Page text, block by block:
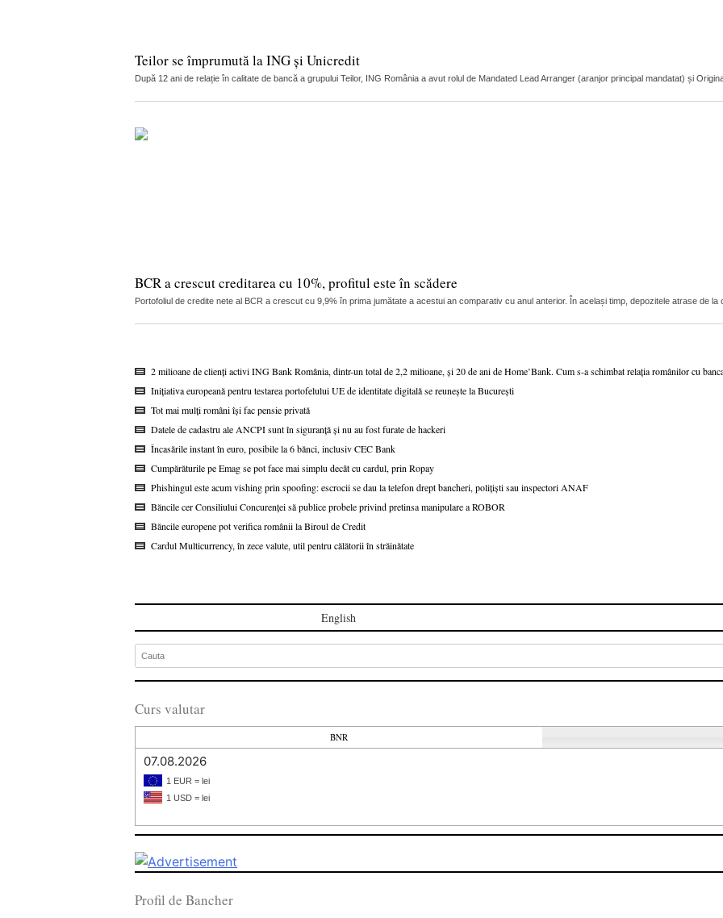
Teilor se împrumută la ING și Unicredit
După 12 ani de relație în calitate de bancă a grupului Teilor, ING România a avut rolul de Mandated Lead Arranger (aranjor principal mandatat) și
BCR a crescut creditarea cu 10%, profitul este în scădere
Portofoliul de credite nete al BCR a crescut cu 9,9% în prima jumătate a acestui an comparativ cu anul anterior. În același timp, depozitele atrase de la
2 milioane de clienți activi ING Bank România, dintr-un total de 2,2 milioane, și 20 de ani de Home’Bank. Cum s-a schimbat relația românilor cu
Inițiativa europeană pentru testarea portofelului UE de identitate digitală se reunește la București
Tot mai mulți români își fac pensie privată
Datele de cadastru ale ANCPI sunt în siguranță și nu au fost furate de hackeri
Încasările instant în euro, posibile la 6 bănci, inclusiv CEC Bank
Cumpărăturile pe Emag se pot face mai simplu decât cu cardul, prin Ropay
Phishingul este acum vishing prin spoofing: escrocii se dau la telefon drept bancheri, polițiști sau inspectori ANAF
Băncile cer Consiliului Concurenței să publice probele privind pretinsa manipulare a ROBOR
Băncile europene pot verifica românii la Biroul de Credit
Cardul Multicurrency, în zece valute, util pentru călătorii în străinătate
English
Curs valutar
BNR
07.08.2026
1 EUR = lei
1 USD = lei
Profil de Bancher